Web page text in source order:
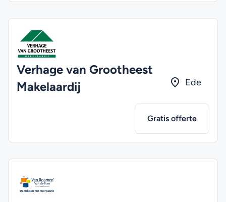
Verhage van Grootheest
Makelaardij
Ede
Gratis offerte